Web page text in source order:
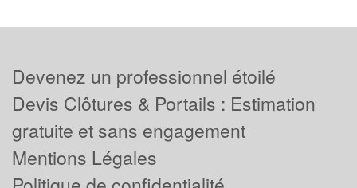
Devenez un professionnel étoilé
Devis Clôtures & Portails : Estimation
gratuite et sans engagement
Mentions Légales